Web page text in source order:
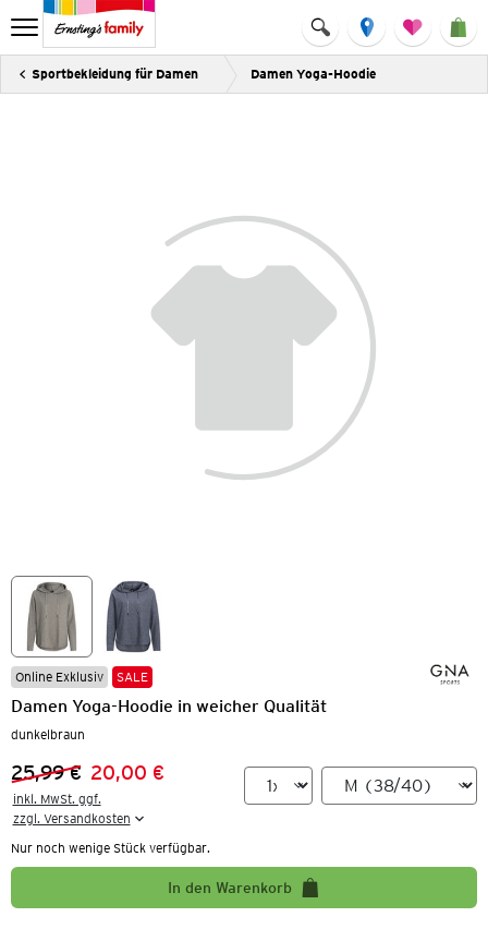
Sportbekleidung für Damen Damen Yoga-Hoodie
Online Exklusiv SALE
Damen Yoga-Hoodie in weicher Qualität
dunkelbraun
Vorheriger Preis:
25,99 €
Neuer Preis:20,00 €
inkl. MwSt. ggf.
zzgl. Versandkosten
Nur noch wenige Stück verfügbar.
In den Warenkorb